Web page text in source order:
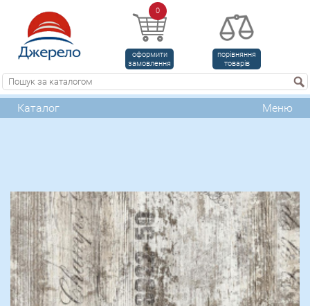
0
оформити
замовлення
порівняння
товарів
Каталог Меню